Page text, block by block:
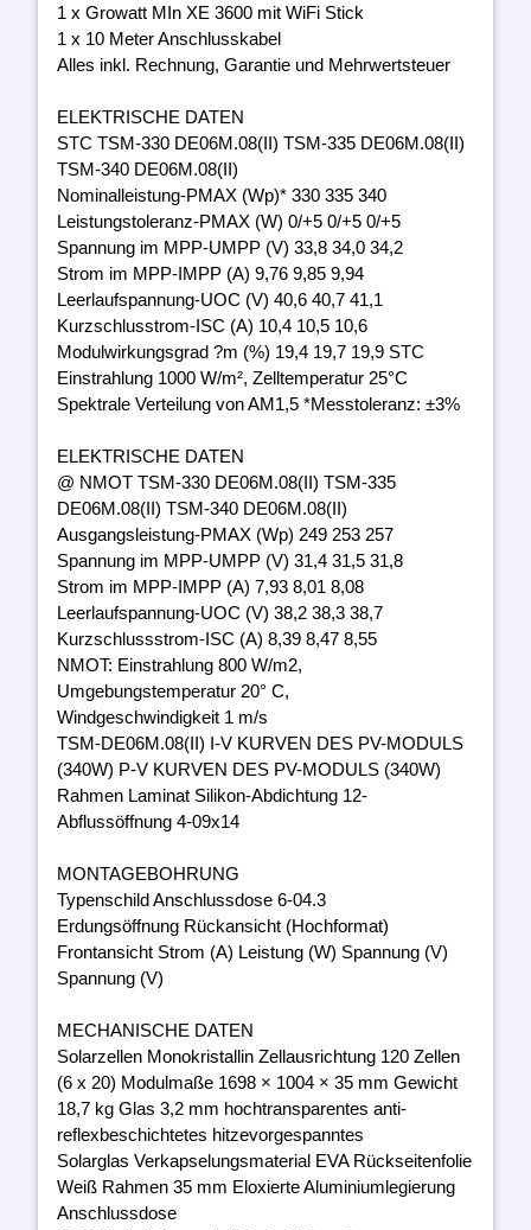
1 x Growatt MIn XE 3600 mit WiFi Stick
1 x 10 Meter Anschlusskabel
Alles inkl. Rechnung, Garantie und Mehrwertsteuer
ELEKTRISCHE DATEN
STC TSM-330 DE06M.08(II) TSM-335 DE06M.08(II)
TSM-340 DE06M.08(II)
Nominalleistung-PMAX (Wp)* 330 335 340
Leistungstoleranz-PMAX (W) 0/+5 0/+5 0/+5
Spannung im MPP-UMPP (V) 33,8 34,0 34,2
Strom im MPP-IMPP (A) 9,76 9,85 9,94
Leerlaufspannung-UOC (V) 40,6 40,7 41,1
Kurzschlusstrom-ISC (A) 10,4 10,5 10,6
Modulwirkungsgrad ?m (%) 19,4 19,7 19,9 STC
Einstrahlung 1000 W/m², Zelltemperatur 25°C
Spektrale Verteilung von AM1,5 *Messtoleranz: ±3%
ELEKTRISCHE DATEN
@ NMOT TSM-330 DE06M.08(II) TSM-335
DE06M.08(II) TSM-340 DE06M.08(II)
Ausgangsleistung-PMAX (Wp) 249 253 257
Spannung im MPP-UMPP (V) 31,4 31,5 31,8
Strom im MPP-IMPP (A) 7,93 8,01 8,08
Leerlaufspannung-UOC (V) 38,2 38,3 38,7
Kurzschlussstrom-ISC (A) 8,39 8,47 8,55
NMOT: Einstrahlung 800 W/m2,
Umgebungstemperatur 20° C,
Windgeschwindigkeit 1 m/s
TSM-DE06M.08(II) I-V KURVEN DES PV-MODULS
(340W) P-V KURVEN DES PV-MODULS (340W)
Rahmen Laminat Silikon-Abdichtung 12-
Abflussöffnung 4-09x14
MONTAGEBOHRUNG
Typenschild Anschlussdose 6-04.3
Erdungsöffnung Rückansicht (Hochformat)
Frontansicht Strom (A) Leistung (W) Spannung (V)
Spannung (V)
MECHANISCHE DATEN
Solarzellen Monokristallin Zellausrichtung 120 Zellen
(6 x 20) Modulmaße 1698 × 1004 × 35 mm Gewicht
18,7 kg Glas 3,2 mm hochtransparentes anti-
reflexbeschichtetes hitzevorgespanntes
Solarglas Verkapselungsmaterial EVA Rückseitenfolie
Weiß Rahmen 35 mm Eloxierte Aluminiumlegierung
Anschlussdose